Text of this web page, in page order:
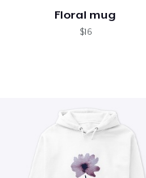
Floral mug
$16